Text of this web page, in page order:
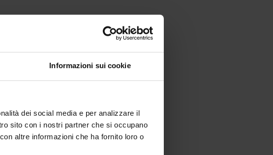
Informazioni sui cookie
dei social media e per analizzare il
sito con i nostri partner che si occupano
altre informazioni che ha fornito loro o